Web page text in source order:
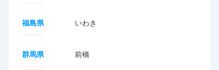
福島県 いわき
群馬県 前橋